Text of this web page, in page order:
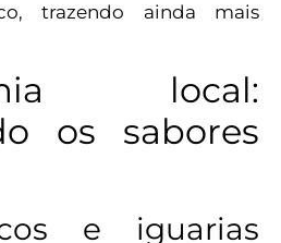
trazendo ainda mais
local:
os sabores
e iguarias